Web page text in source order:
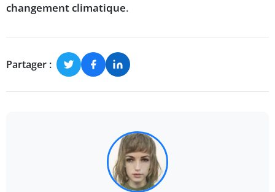
changement climatique.
Partager :